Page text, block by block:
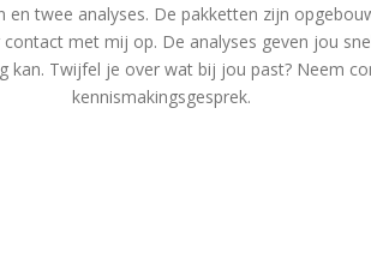
en twee analyses. De pakketten zijn
met mij op. De analyses geven jou
kan. Twijfel je over wat bij jou past? Neem
kennismakingsgesprek.